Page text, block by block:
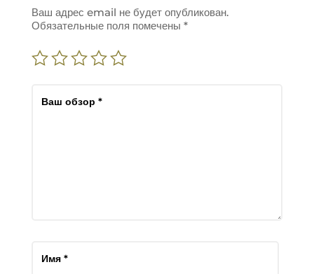
Ваш адрес email не будет опубликован.
Обязательные поля помечены *